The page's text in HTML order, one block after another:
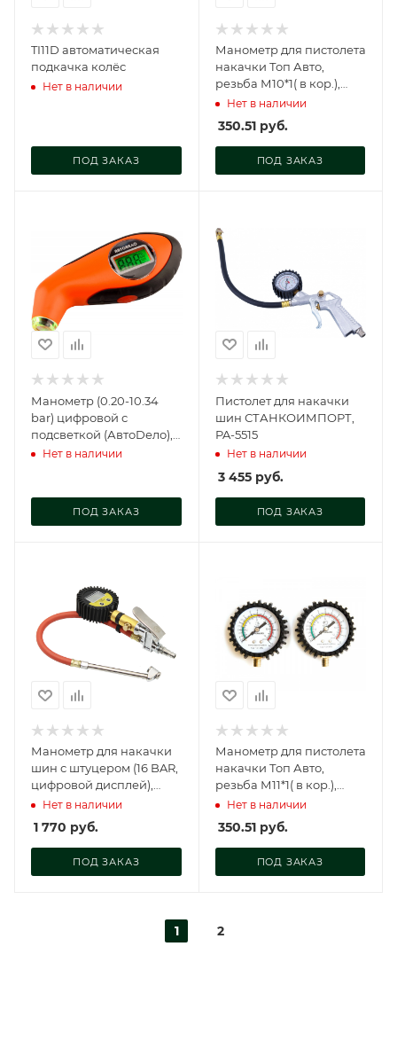
TI11D автоматическая
подкачка колёс
Нет в наличии
ПОД ЗАКАЗ
Манометр для пистолета
накачки Топ Авто,
резьба М10*1( в кор.),
14410
Нет в наличии
350.51руб.
ПОД ЗАКАЗ
Манометр (0.20-10.34
bar) цифровой с
подсветкой (АвтоDело),
42309
Нет в наличии
ПОД ЗАКАЗ
Пистолет для накачки
шин СТАНКОИМПОРТ,
PA-5515
Нет в наличии
3 455руб.
ПОД ЗАКАЗ
Манометр для накачки
шин с штуцером (16 BAR,
цифровой дисплей),
AT34311
Нет в наличии
1 770 руб.
ПОД ЗАКАЗ
Манометр для пистолета
накачки Топ Авто,
резьба М11*1( в кор.),
14411
Нет в наличии
350.51руб.
ПОД ЗАКАЗ
1 2